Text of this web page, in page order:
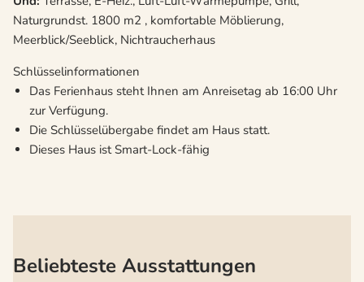
Naturgrundst. 1800 m2 , komfortable Möblierung,
Meerblick/Seeblick, Nichtraucherhaus
Schlüsselinformationen
Das Ferienhaus steht Ihnen am Anreisetag ab 16:00 Uhr
zur Verfügung.
Die Schlüsselübergabe findet am Haus statt.
Dieses Haus ist Smart-Lock-fähig
Beliebteste Ausstattungen